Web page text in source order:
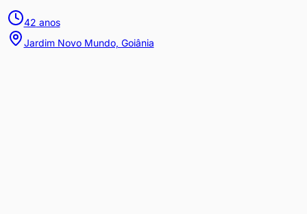
42 anos
Jardim Novo Mundo, Goiânia